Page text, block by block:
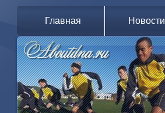
Главная Новости